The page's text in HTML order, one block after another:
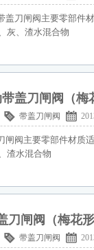
盖刀闸阀主要零部件
灰、渣水混合物
盖刀闸阀（梅
带盖刀闸阀
闸阀主要零部件材质
渣水混合物
刀闸阀（梅花
带盖刀闸阀